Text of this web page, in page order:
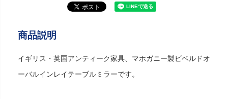
商品説明
イギリス・英国アンティーク家具、マホガニー製ビベルドオ
ーバルインレイテーブルミラーです。